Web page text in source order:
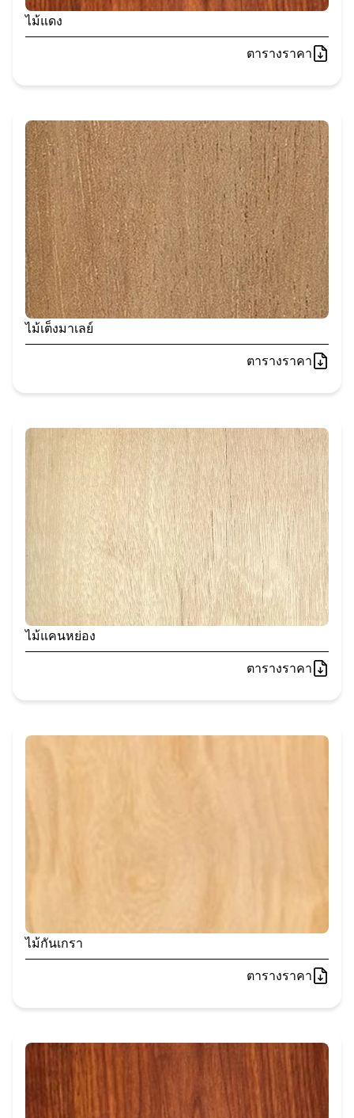
ไม้แดง
ตารางราคา
ไม้เต็งมาเลย์
ตารางราคา
ไม้แคนหย่อง
ตารางราคา
ไม้กันเกรา
ตารางราคา